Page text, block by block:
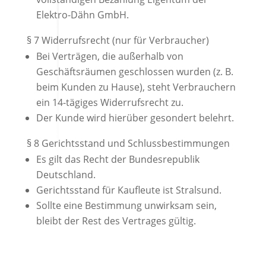
Elektro-Dähn GmbH.
§ 7 Widerrufsrecht (nur für Verbraucher)
Bei Verträgen, die außerhalb von
Geschäftsräumen geschlossen wurden (z. B.
beim Kunden zu Hause), steht Verbrauchern
ein 14-tägiges Widerrufsrecht zu.
Der Kunde wird hierüber gesondert belehrt.
§ 8 Gerichtsstand und Schlussbestimmungen
Es gilt das Recht der Bundesrepublik
Deutschland.
Gerichtsstand für Kaufleute ist Stralsund.
Sollte eine Bestimmung unwirksam sein,
bleibt der Rest des Vertrages gültig.